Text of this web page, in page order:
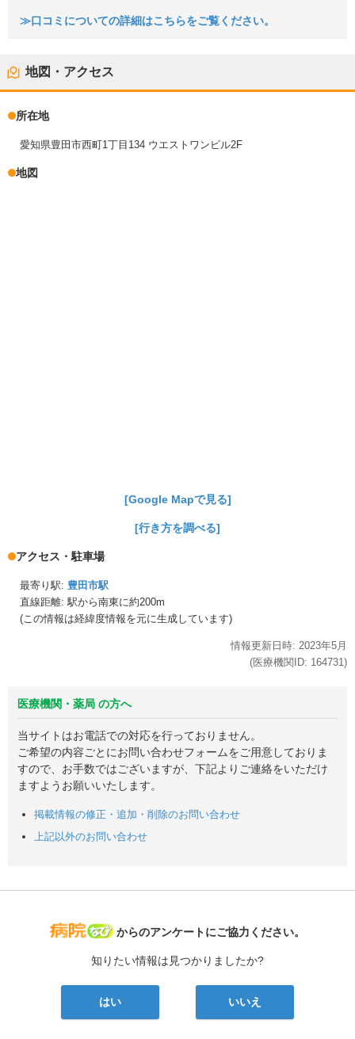
≫口コミについての詳細はこちらをご覧ください。
地図・アクセス
所在地
愛知県豊田市西町1丁目134 ウエストワンビル2F
地図
[Google Mapで見る]
[行き方を調べる]
アクセス・駐車場
最寄り駅: 豊田市駅
直線距離: 駅から南東に約200m
(この情報は経緯度情報を元に生成しています)
情報更新日時: 2023年5月
(医療機関ID: 164731)
医療機関・薬局 の方へ
当サイトはお電話での対応を行っておりません。
ご希望の内容ごとにお問い合わせフォームをご用意しておりま
すので、お手数ではございますが、下記よりご連絡をいただけ
ますようお願いいたします。
掲載情報の修正・追加・削除のお問い合わせ
上記以外のお問い合わせ
病院なび
からのアンケートにご協力ください。
知りたい情報は見つかりましたか?
はい いいえ